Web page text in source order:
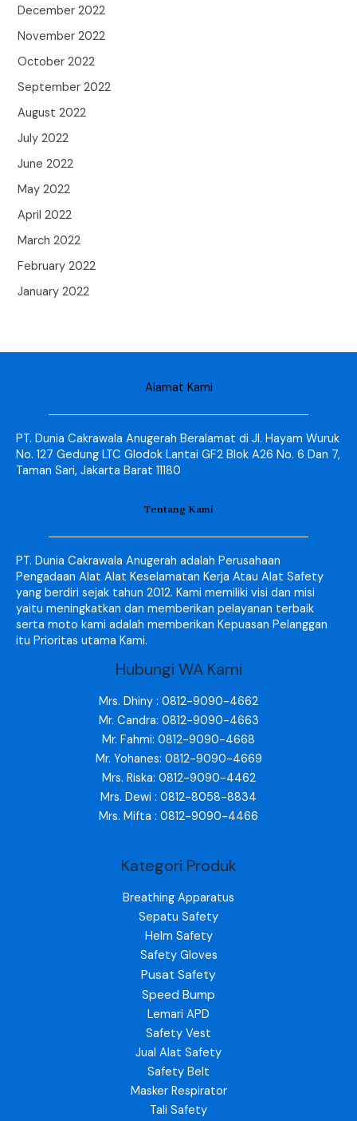
December 2022
November 2022
October 2022
September 2022
August 2022
July 2022
June 2022
May 2022
April 2022
March 2022
February 2022
January 2022
Alamat Kami
PT. Dunia Cakrawala Anugerah Beralamat di Jl. Hayam Wuruk
No. 127 Gedung LTC Glodok Lantai GF2 Blok A26 No. 6 Dan 7,
Taman Sari, Jakarta Barat 11180
Tentang Kami
PT. Dunia Cakrawala Anugerah adalah Perusahaan
Pengadaan Alat Alat Keselamatan Kerja Atau Alat Safety
yang berdiri sejak tahun 2012. Kami memiliki visi dan misi
yaitu meningkatkan dan memberikan pelayanan terbaik
serta moto kami adalah memberikan Kepuasan Pelanggan
itu Prioritas utama Kami.
Hubungi WA Kami
Mrs. Dhiny : 0812-9090-4662
Mr. Candra: 0812-9090-4663
Mr. Fahmi: 0812-9090-4668
Mr. Yohanes: 0812-9090-4669
Mrs. Riska: 0812-9090-4462
Mrs. Dewi : 0812-8058-8834
Mrs. Mifta : 0812-9090-4466
Kategori Produk
Breathing Apparatus
Sepatu Safety
Helm Safety
Safety Gloves
Pusat Safety
Speed Bump
Lemari APD
Safety Vest
Jual Alat Safety
Safety Belt
Masker Respirator
Tali Safety